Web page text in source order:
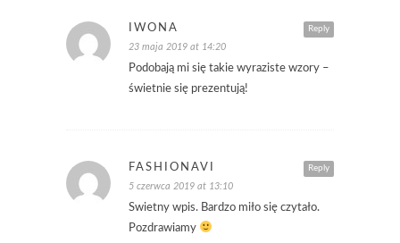
Reply
IWONA
23 maja 2019 at 14:20
Podobają mi się takie wyraziste wzory –
świetnie się prezentują!
Reply
FASHIONAVI
5 czerwca 2019 at 13:10
Swietny wpis. Bardzo miło się czytało.
Pozdrawiamy